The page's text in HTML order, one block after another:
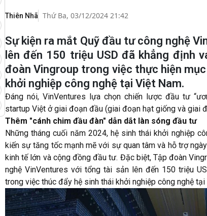
Thiên Nhã Thứ Ba, 03/12/2024 21:42
Sự kiện ra mắt Quỹ đầu tư công nghệ
lên đến 150 triệu USD đã khẳng định
đoàn Vingroup trong việc thực hiện
khởi nghiệp công nghệ tại Việt Nam.
Đáng nói, VinVentures lựa chọn chiến lược đầu tư
startup Việt ở giai đoạn đầu (giai đoạn hạt giống và giai
Thêm "cánh chim đầu đàn" dẫn dắt làn sóng đầu tư
Những tháng cuối năm 2024, hệ sinh thái khởi nghiệp
kiến sự tăng tốc mạnh mẽ với sự quan tâm và hỗ trợ
kinh tế lớn và cộng đồng đầu tư. Đặc biệt, Tập đoàn
nghệ VinVentures với tổng tài sản lên đến 150 triệu
trong việc thúc đẩy hệ sinh thái khởi nghiệp công nghệ tại